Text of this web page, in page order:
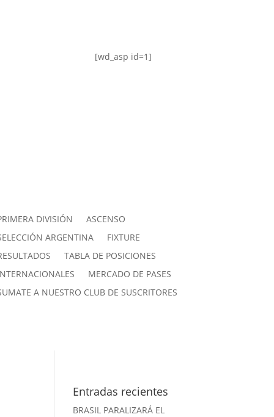
[wd_asp id=1]
DIVISIÓN
ASCENSO
ARGENTINA
FIXTURE
TABLA DE POSICIONES
MERCADO DE PASES
A NUESTRO CLUB DE SUSCRITORES
Entradas recientes
BRASIL PARALIZARÁ EL